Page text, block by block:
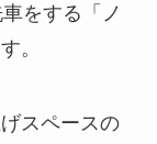
をする「ノ
。
スペースの